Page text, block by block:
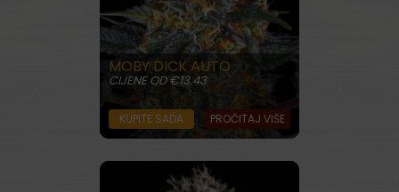
MOBY DICK AUTO
CIJENE OD €13.43
KUPITE SADA PROČITAJ VIŠE